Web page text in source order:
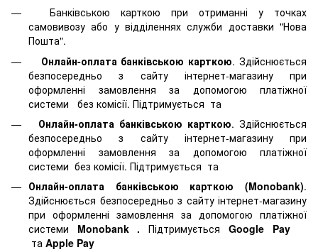
Банківською карткою при отриманні у точках
самовивозу або у відділеннях служби доставки "Нова
Пошта".
Онлайн-оплата банківською карткою. Здійснюється
безпосередньо з сайту інтернет-магазину при
оформленні замовлення за допомогою платіжної
системи
без комісії. Підтримується та
Онлайн-оплата банківською карткою. Здійснюється
безпосередньо з сайту інтернет-магазину при
оформленні замовлення за допомогою платіжної
системи без комісії. Підтримується та
Онлайн-оплата банківською карткою (Monobank).
Здійснюється безпосередньо з сайту інтернет-магазину
при оформленні замовлення за допомогою платіжної
системи Monobank .Підтримується Google Pay
та Apple Pay